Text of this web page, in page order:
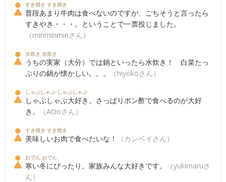
すき焼き すき焼き
普段あまり牛肉は食べないのですが、ごちそうと言ったら
すきやき・・・。ということで一票投じました。
（minminminさん）
水炊き 水炊き
うちの実家（大分）では鍋といったら水炊き！ 白菜たっ
ぷりの鍋が懐かしい。。。
（hiyokoさん）
しゃぶしゃぶ しゃぶしゃぶ
しゃぶしゃぶ大好き。さっぱりポン酢で食べるのが大好
き。
（AOoさん）
すき焼き すき焼き
美味しいお肉で食べたいな！ （カンベイさん）
おでん おでん
寒い冬にぴったり。家族みんな大好きです。
（yukimaruさ
ん）